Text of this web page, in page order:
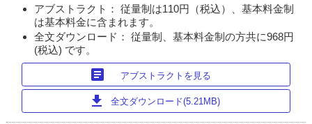
アブストラクト： 従量制は110円（税込）、基本料金制
は基本料金に含まれます。
全文ダウンロード： 従量制、基本料金制の方共に968円
(税込) です。
article アブストラクトを見る
download 全文ダウンロード(5.21MB)